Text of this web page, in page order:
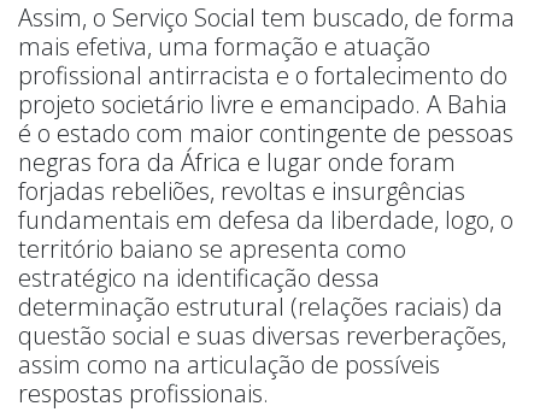
Assim, o Serviço Social tem buscado, de forma
mais efetiva, uma formação e atuação
profissional antirracista e o fortalecimento do
projeto societário livre e emancipado. A Bahia
é o estado com maior contingente de pessoas
negras fora da África e lugar onde foram
forjadas rebeliões, revoltas e insurgências
fundamentais em defesa da liberdade, logo, o
território baiano se apresenta como
estratégico na identificação dessa
determinação estrutural (relações raciais) da
questão social e suas diversas reverberações,
assim como na articulação de possíveis
respostas profissionais.